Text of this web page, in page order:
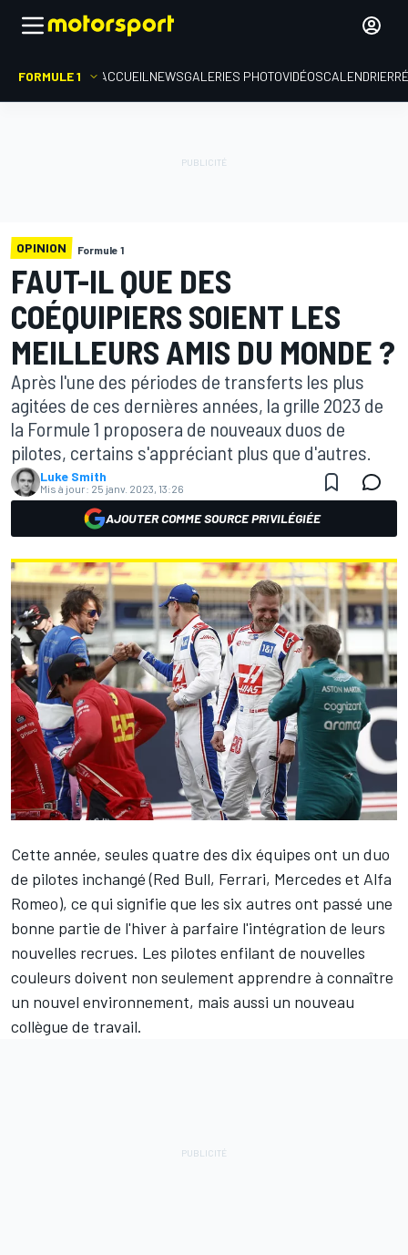
FORMULE 1 ACCUEIL NEWSGALERIES PHOTOVIDÉOSCALENDRIER
OPINION Formule 1
FAUT-IL QUE DES
COÉQUIPIERS SOIENT LES
MEILLEURS AMIS DU MONDE ?
Après l'une des périodes de transferts les plus
agitées de ces dernières années, la grille 2023 de
la Formule 1 proposera de nouveaux duos de
pilotes, certains s'appréciant plus que d'autres.
Luke Smith
Mis à jour: 25 janv. 2023, 13:26
AJOUTER COMME SOURCE PRIVILÉGIÉE
Cette année, seules quatre des dix équipes ont un duo
de pilotes inchangé (Red Bull, Ferrari, Mercedes et Alfa
Romeo), ce qui signifie que les six autres ont passé une
bonne partie de l'hiver à parfaire l'intégration de leurs
nouvelles recrues. Les pilotes enfilant de nouvelles
couleurs doivent non seulement apprendre à connaître
un nouvel environnement, mais aussi un nouveau
collègue de travail.